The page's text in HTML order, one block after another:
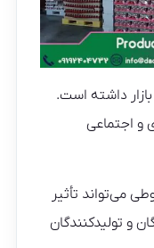
داشته است.
و اجتماعی
می‌تواند تأثیر
و تولیدکنندگان